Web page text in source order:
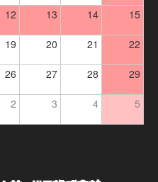
12 13 14 15
19 20 21 22
26 27 28 29
2 3 4 5